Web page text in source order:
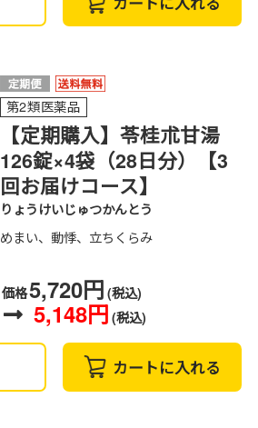
第2類医薬品
【定期購入】苓桂朮甘湯
126錠×4袋（28日分）【3
回お届けコース】
りょうけいじゅつかんとう
めまい、動悸、立ちくらみ
価格5,720円 (税込)
5,148円 (税込)
カートに入れる